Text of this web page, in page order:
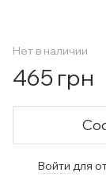
Нет в наличии
465 грн
Войти для